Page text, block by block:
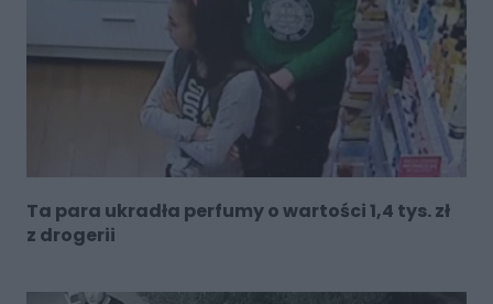
Ta para ukradła perfumy o wartości 1,4 tys. zł
z drogerii